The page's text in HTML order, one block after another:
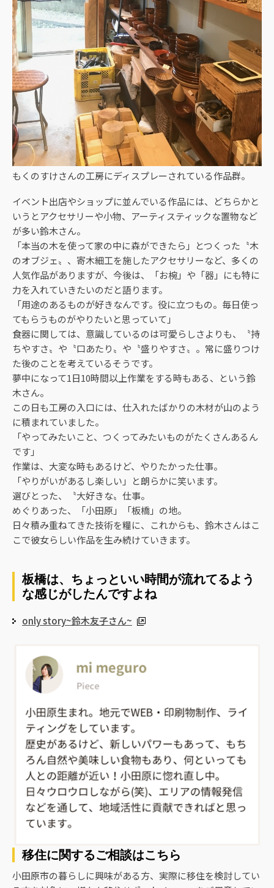
もくのすけさんの工房にディスプレーされている作品群。
イベント出店やショップに並んでいる作品には、どちらかと
いうとアクセサリーや小物、アーティスティックな置物など
が多い鈴木さん。
「本当の木を使って家の中に森ができたら」とつくった〝木
のオブジェ〟、寄木細工を施したアクセサリーなど、多くの
人気作品がありますが、今後は、「お椀」や「器」にも特に
力を入れていきたいのだと語ります。
「用途のあるものが好きなんです。役に立つもの。毎日使っ
てもらうものがやりたいと思っていて」
食器に関しては、意識しているのは可愛らしさよりも、〝持
ちやすさ〟や〝口あたり〟や〝盛りやすさ〟。常に盛りつけ
た後のことを考えているそうです。
夢中になって1日10時間以上作業をする時もある、という鈴
木さん。
この日も工房の入口には、仕入れたばかりの木材が山のよう
に積まれていました。
「やってみたいこと、つくってみたいものがたくさんあるん
です」
作業は、大変な時もあるけど、やりたかった仕事。
「やりがいがあるし楽しい」と朗らかに笑います。
選びとった、〝大好きな〟仕事。
めぐりあった、「小田原」「板橋」の地。
日々積み重ねてきた技術を糧に、これからも、鈴木さんはこ
こで彼女らしい作品を生み続けていきます。
板橋は、ちょっといい時間が流れてるよう
な感じがしたんですよね
only story~鈴木友子さん~
移住に関するご相談はこちら
小田原市の暮らしに興味がある方、実際に移住を検討してい